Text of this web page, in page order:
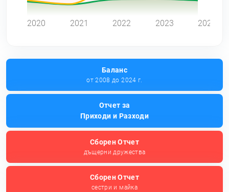
2020 2021 2022 2023 2024
Баланс
от 2008 до 2024 г.
Отчет за
Приходи и Разходи
Сборен Отчет
дъщерни дружества
Сборен Отчет
сестри и майка